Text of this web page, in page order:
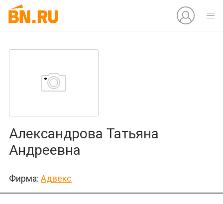
Александрова Татьяна
Андреевна
Фирма: Адвекс